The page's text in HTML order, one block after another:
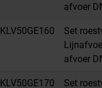
afvoer
KLV50GE160
Set
afvoer
KLV50GE170
Set